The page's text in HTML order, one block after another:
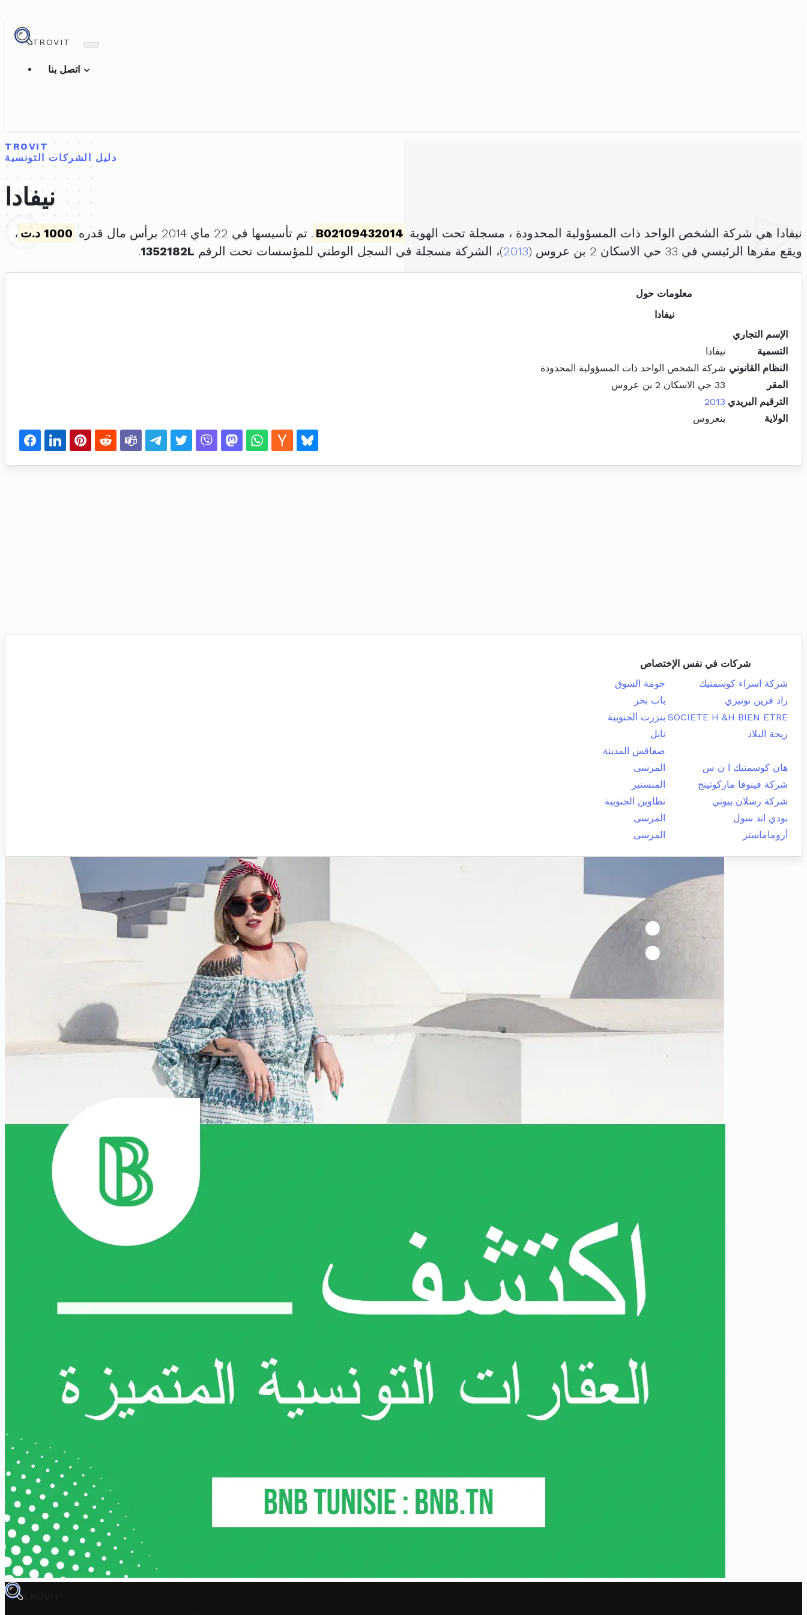
TROVIT
TROVIT
دليل الشركات التونسية
نيفادا
نيفادا هي شركة الشخص الواحد ذات المسؤولية المحدودة ، مسجلة تحت الهوية B02109432014 . تم تأسيسها في 22 ماي 2014 برأس مال قدره 1000 د.ت
،
ويقع مقرها الرئيسي في 33 حي الاسكان 2 بن عروس (
2013)، الشركة مسجلة في السجل الوطني للمؤسسات تحت الرقم 1352182L
.
معلومات حول
نيفادا
الإسم التجاري
التسمية
نيفادا
النظام القانوني شركة الشخص الواحد ذات المسؤولية المحدودة
المقر
33 حي الاسكان 2 بن عروس
الترقيم البريدي 2013
الولاية
بنعروس
شركات في نفس الإختصاص
شركة اسراء كوسمتيك
حومة السوق
راد قرين تونيزي
باب بحر
SOCIETE H &H BIEN ETRE بنزرت الجنوبية
ريحة البلاد
نابل
صفاقس المدينة
هان كوسمتيك ا ن س
المرسى
شركة فينوفا ماركوتينج
المنستير
شركة رسلان بيوتي
تطاوين الجنوبية
بودي اند سول
المرسى
أروماماستر
المرسى
TROVIT